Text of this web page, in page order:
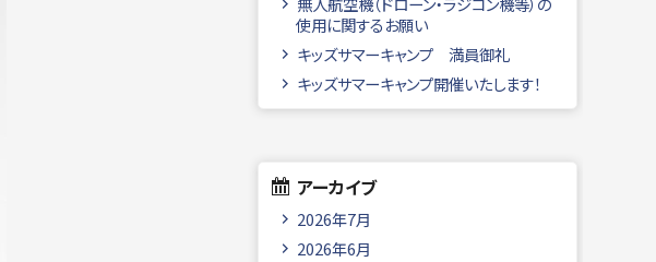
使用に関するお願い
キッズサマーキャンプ 満員御礼
キッズサマーキャンプ開催いたします！
アーカイブ
2026年7月
2026年6月